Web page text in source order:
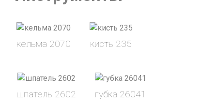
d
e
y
V
кельма 2070 кисть 235
шпатель 2602 губка 26041